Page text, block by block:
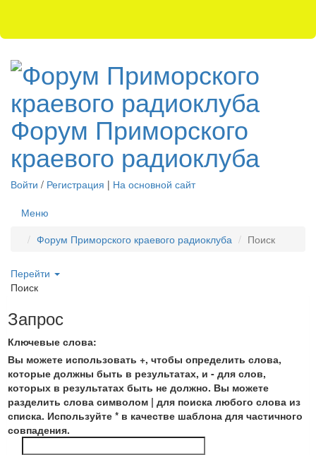
Форум Приморского
краевого радиоклуба
Войти / Регистрация | На основной сайт
Меню
Форум Приморского краевого радиоклуба
Поиск
Перейти
Поиск
Запрос
Ключевые слова:
Вы можете использовать +, чтобы определить слова,
которые должны быть в результатах, и - для слов,
которых в результатах быть не должно. Вы можете
разделить слова символом | для поиска любого слова из
списка. Используйте * в качестве шаблона для частичного
совпадения.